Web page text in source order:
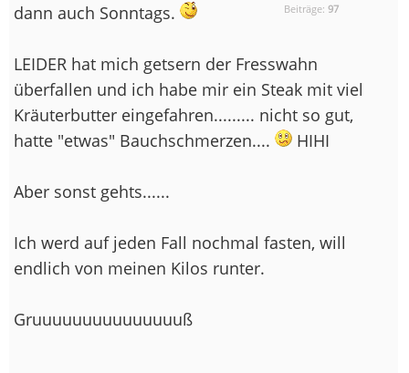
Beiträge:97
dann auch Sonntags.
LEIDER hat mich getsern der Fresswahn
überfallen und ich habe mir ein Steak mit viel
Kräuterbutter eingefahren......... nicht so gut,
hatte "etwas" Bauchschmerzen....
HIHI
Aber sonst gehts......
Ich werd auf jeden Fall nochmal fasten, will
endlich von meinen Kilos runter.
Gruuuuuuuuuuuuuuuß